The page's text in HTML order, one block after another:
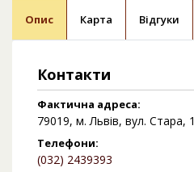
Опис Карта Відгуки
Контакти
Фактична адреса:
79019, м. Львів, вул. Стара, 1
Телефони:
(032) 2439393